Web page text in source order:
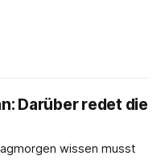
Darüber redet die
wissen musst